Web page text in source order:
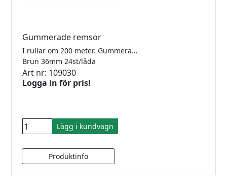
Gummerade remsor
I rullar om 200 meter. Gummerade med smak och luktfritt växtlim.
Brun 36mm 24st/låda
Art nr: 109030
Logga in för pris!
Lägg i kundvagn